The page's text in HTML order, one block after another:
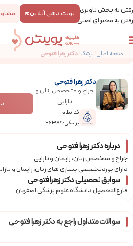
رفتن به بخش ناوبری
رفتن به محتوای اصلی
نوبت دهی آنلاین
صفحه اصلی/پزشک/دکتر زهرا فتوحی
دکتر زهرا فتوحی
جراح و متخصص زنان و
نازایی
کد نظام
پزشکی:26389
درباره دکتر زهرا فتوحی
جراح و متخصص زنان، زایمان و نازایی
دارای بوردتخصصی بیماری های زنان، زایمان و
سوابق تحصیلی دکتر زهرا فتوحی
فارغ‌التحصیل دانشگاه علوم پزشکی اصفهان
سوالات متداول راجع به دکتر زهرا فتوحی